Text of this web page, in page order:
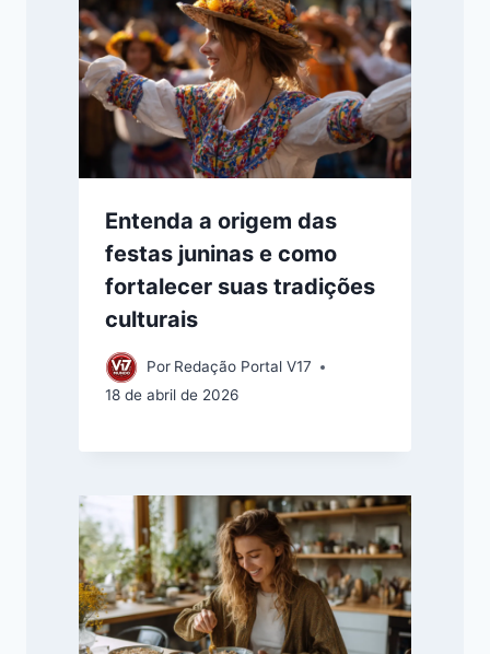
Entenda a origem das
festas juninas e como
fortalecer suas tradições
culturais
Por Redação Portal V17
18 de abril de 2026